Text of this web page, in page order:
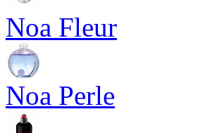
Noa Fleur
Noa Perle